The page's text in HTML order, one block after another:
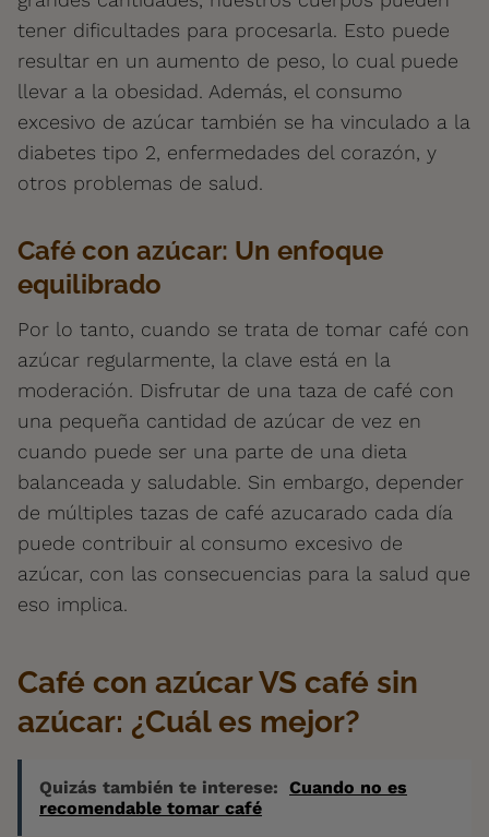
tener dificultades para procesarla. Esto puede
resultar en un aumento de peso, lo cual puede
llevar a la obesidad. Además, el consumo
excesivo de azúcar también se ha vinculado a la
diabetes tipo 2, enfermedades del corazón, y
otros problemas de salud.
Café con azúcar: Un enfoque
equilibrado
Por lo tanto, cuando se trata de tomar café con
azúcar regularmente, la clave está en la
moderación. Disfrutar de una taza de café con
una pequeña cantidad de azúcar de vez en
cuando puede ser una parte de una dieta
balanceada y saludable. Sin embargo, depender
de múltiples tazas de café azucarado cada día
puede contribuir al consumo excesivo de
azúcar, con las consecuencias para la salud que
eso implica.
Café con azúcar VS café sin
azúcar: ¿Cuál es mejor?
Quizás también te interese: Cuando no es
recomendable tomar café